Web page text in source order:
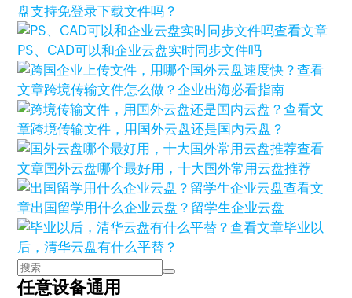
盘支持免登录下载文件吗？
查看文章
PS、CAD可以和企业云盘实时同步文件吗
查看
文章跨境传输文件怎么做？企业出海必看指南
查看文
章跨境传输文件，用国外云盘还是国内云盘？
查看
文章国外云盘哪个最好用，十大国外常用云盘推荐
查看文
章出国留学用什么企业云盘？留学生企业云盘
查看文章毕业以
后，清华云盘有什么平替？
任意设备通用